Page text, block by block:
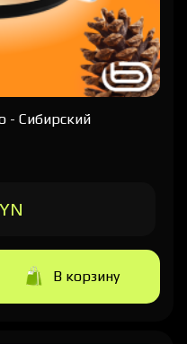
- Сибирский
В корзину